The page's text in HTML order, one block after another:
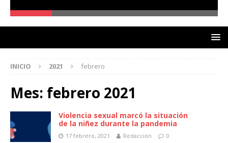
INICIO 2021 febrero
Mes: febrero 2021
Violencia sexual marcó la situación
de la niñez durante la pandemia
17 febrero, 2021 Redacción 0